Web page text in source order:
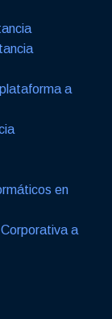
a
en
a